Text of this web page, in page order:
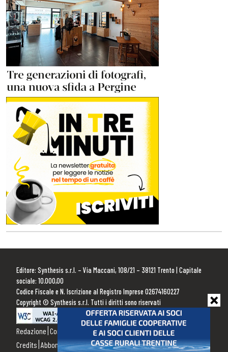
Editore: Synthesis s.r.l. – Via Maccani, 108/21 – 38121 Trento | Capitale
sociale: 10.000,00
Codice Fiscale e N. Iscrizione al Registro Imprese 02674160227
Copyright © Synthesis s.r.l. Tutti i diritti sono riservati
Redazione Contattaci Pubblicità Privacy Policy Cookie Policy
Credits Abbonamenti